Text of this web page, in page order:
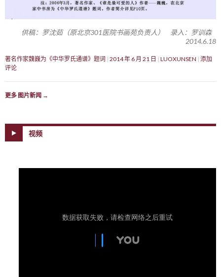
供稿：罗沈茹（原北京301医院书画苑负责人） 录入：罗训森
2014.6.18
著名作家魏巍为《中华罗氏通谱》题词 2014 年 6 月 21 日 LUOXUNSEN 添加
评论
更多 图片新闻 →
视频